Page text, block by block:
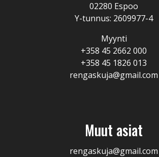
02280 Espoo
Y-tunnus: 2609977-4
Myynti
+358 45 2662 000
+358 45 1826 013
rengaskuja@gmail.com
Muut asiat
rengaskuja@gmail.com